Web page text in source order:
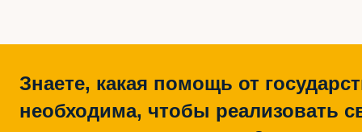
Знаете, какая помощь от
необходима, чтобы реализовать